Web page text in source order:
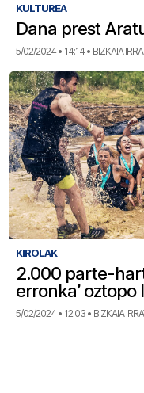
KULTUREA
Dana prest
5/02/2024 • 14:14 • BIZKAIA
KIROLAK
2.000 parte-
erronka’
5/02/2024 • 12:03 • BIZKAIA